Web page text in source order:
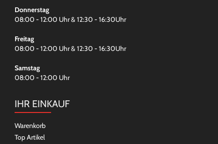
Donnerstag
08:00 - 12:00 Uhr & 12:30 - 16:30Uhr
Freitag
08:00 - 12:00 Uhr & 12:30 - 16:30Uhr
Samstag
08:00 - 12:00 Uhr
IHR EINKAUF
Warenkorb
Top Artikel